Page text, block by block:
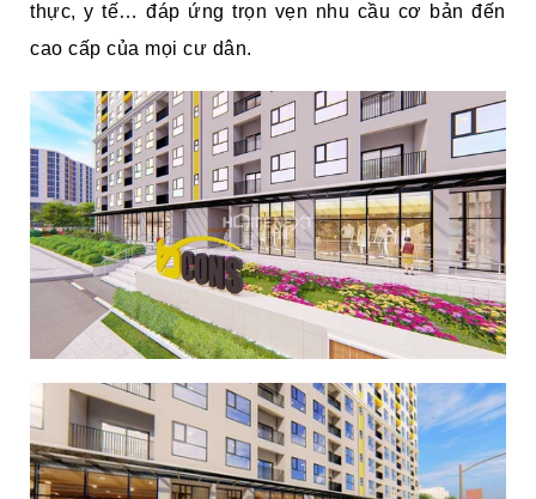
thực, y tế… đáp ứng trọn vẹn nhu cầu cơ bản đến
cao cấp của mọi cư dân.